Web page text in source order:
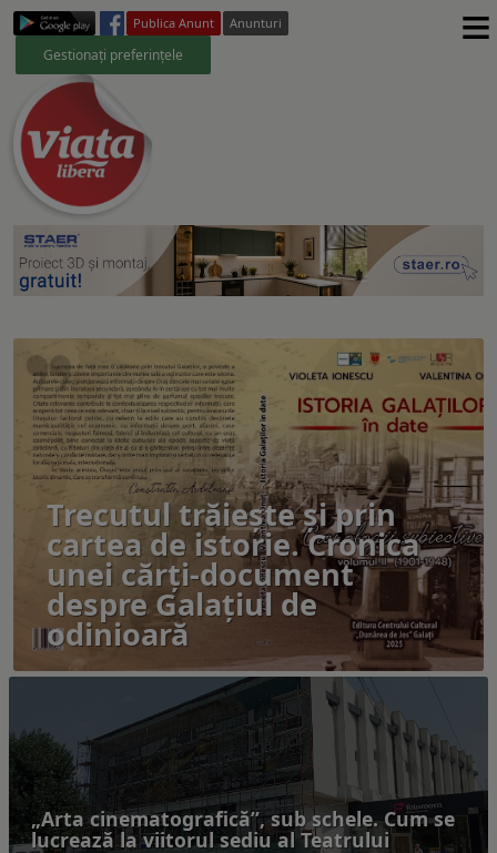
Publica Anunt Anunturi
Gestionați preferințele ≡
Trecutul trăiește și prin
cartea de istorie. Cronica
unei cărți-document
despre Galațiul de
odinioară
„Arta cinematografică”, sub schele. Cum se
lucrează la viitorul sediu al Teatrului